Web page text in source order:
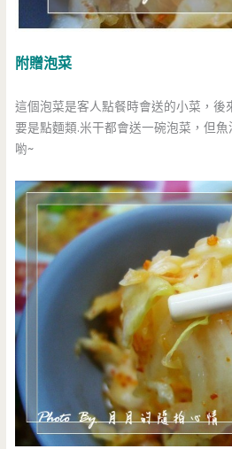
附贈泡菜
這個泡菜是客人點餐時會送的小菜，後
要是點麵類.米干都會送一碗泡菜，但
喲~